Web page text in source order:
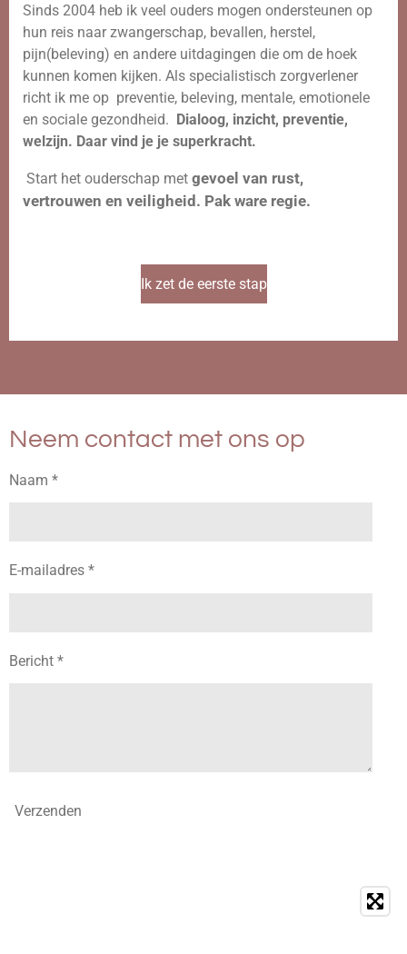
Sinds 2004 heb ik veel ouders mogen ondersteunen op
hun reis naar zwangerschap, bevallen, herstel,
pijn(beleving) en andere uitdagingen die om de hoek
kunnen komen kijken. Als specialistisch zorgverlener
richt ik me op preventie, beleving, mentale, emotionele
en sociale gezondheid. Dialoog, inzicht, preventie,
welzijn. Daar vind je je superkracht.
Start het ouderschap met gevoel van rust,
vertrouwen en veiligheid. Pak ware regie.
Ik zet de eerste stap
Neem contact met ons op
Naam *
E-mailadres *
Bericht *
Verzenden